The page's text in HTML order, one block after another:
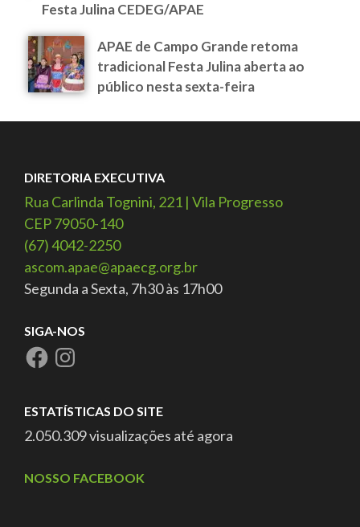
Festa Julina CEDEG/APAE
APAE de Campo Grande retoma
tradicional Festa Julina aberta ao
público nesta sexta-feira
DIRETORIA EXECUTIVA
Rua Carlinda Tognini, 221 | Vila Progresso
CEP 79050-140
(67) 4042-2250
ascom.apae@apaecg.org.br
Segunda a Sexta, 7h30 às 17h00
SIGA-NOS
ESTATÍSTICAS DO SITE
2.050.309 visualizações até agora
NOSSO FACEBOOK